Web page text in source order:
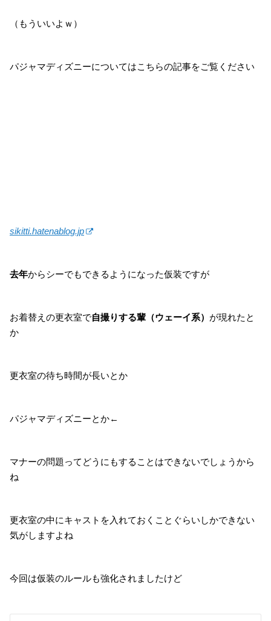
（もういいよｗ）
パジャマディズニーについてはこちらの記事をご覧ください
sikitti.hatenablog.jp
去年からシーでもできるようになった仮装ですが
お着替えの更衣室で自撮りする輩（ウェーイ系） が現れたと
か
更衣室の待ち時間が長いとか
パジャマディズニーとか←
マナーの問題ってどうにもすることはできないでしょうから
ね
更衣室の中にキャストを入れておくことぐらいしかできない
気がしますよね
今回は仮装のルールも強化されましたけど